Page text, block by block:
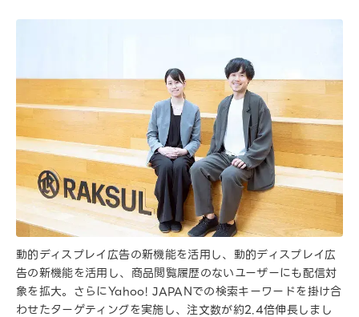
動的ディスプレイ広告の新機能を活用し、動的ディスプレイ広
告の新機能を活用し、商品閲覧履歴のないユーザーにも配信対
象を拡大。さらにYahoo! JAPANでの検索キーワードを掛け合
わせたターゲティングを実施し、注文数が約2.4倍伸長しまし